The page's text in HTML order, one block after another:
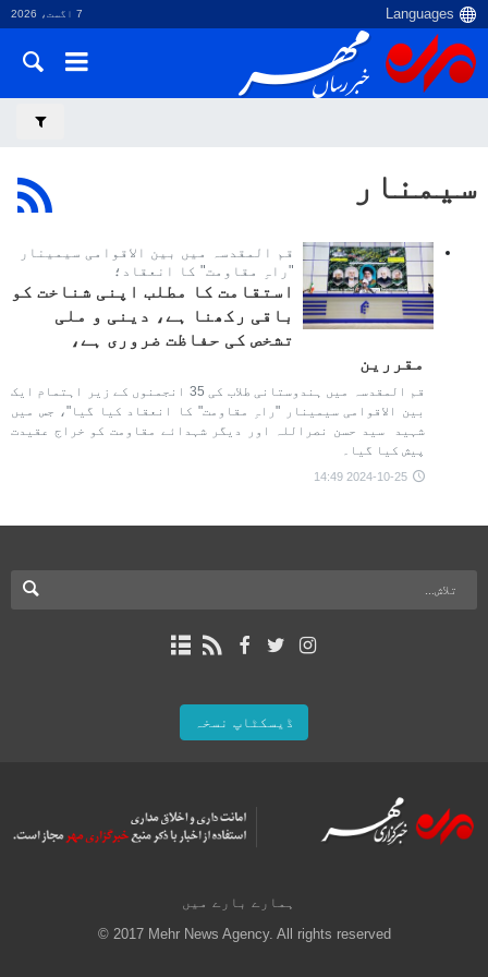
7 اگست، 2026
سیمنار
قم المقدسہ میں بین الاقوامی سیمینار
"راہِ مقاومت" کا انعقاد؛
استقامت کا مطلب اپنی شناخت کو
باقی رکھنا ہے، دینی و ملی
تشخص کی حفاظت ضروری ہے،
مقررین
قم المقدسہ میں ہندوستانی طلاب کی 35 انجمنوں کے زیر اہتمام ایک
بین الاقوامی سیمینار "راہِ مقاومت" کا انعقاد کیا گیا"، جس میں
شہید سید حسن نصراللہ اور دیگر شہدائے مقاومت کو خراج عقیدت
پیش کیا گیا۔
2024-10-25 14:49
ڈیسکٹاپ نسخہ
ہمارے بارے میں
© 2017 Mehr News Agency. All rights reserved